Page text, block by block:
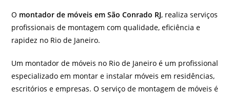
O montador de móveis em São Conrado RJ, realiza serviços
profissionais de montagem com qualidade, eficiência e
rapidez no Rio de Janeiro.
Um montador de móveis no Rio de Janeiro é um profissional
especializado em montar e instalar móveis em residências,
escritórios e empresas. O serviço de montagem de móveis é